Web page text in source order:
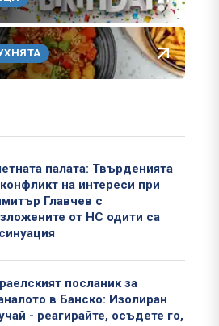
палата: Твърденията
на интереси при
Главчев с
от НС одити са
посланик за
в Банско: Изолиран
- реагирайте, осъдете го,